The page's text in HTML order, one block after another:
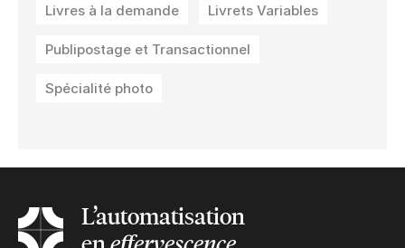
Livres à la demande Livrets Variables
Publipostage et Transactionnel
Spécialité photo
L’automatisation